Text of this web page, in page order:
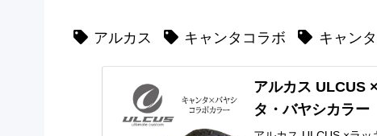
アルカス キャンタコラボ キャン
アルカス ULCUS
タ・バヤシカラー